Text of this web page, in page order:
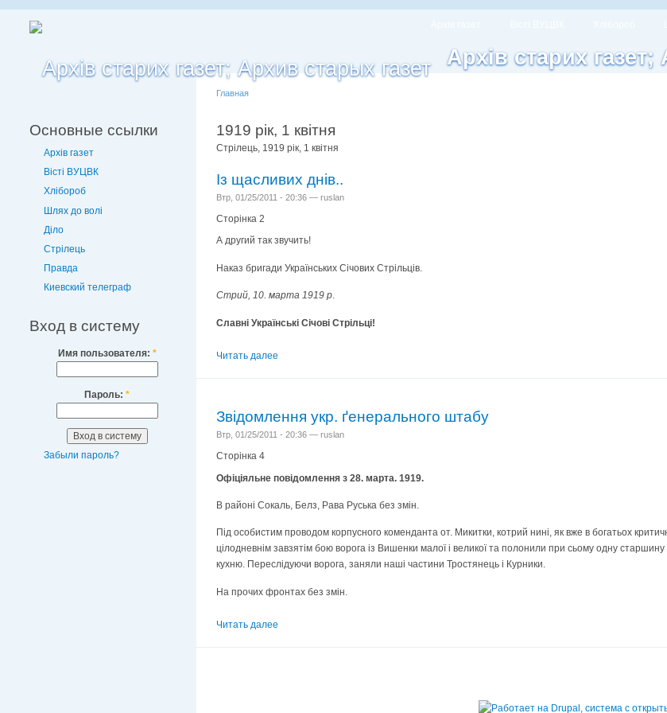
Архів старих
Основные ссылки
Архів газет
Вісті ВУЦВК
Хлібороб
Шлях до волі
Діло
Стрілець
Правда
Киевский телеграф
Вход в систему
Имя пользователя: *
Пароль: *
Забыли пароль?
Главная
1919 рік, 1 квітня
Стрілець, 1919 рік, 1 квітня
Із щасливих днів..
Втр, 01/25/2011 - 20:36 — ruslan
Сторінка 2
А другий так звучить!
Наказ бригади Українських Січових Стрільців.
Стрий, 10. марта 1919 р.
Славні Українські Січові Стрільці!
Читать далее
Звідомлення укр. ґенерального штабу
Втр, 01/25/2011 - 20:36 — ruslan
Сторінка 4
Офіціяльне повідомлення з 28. марта. 1919.
В районі Сокаль, Белз, Рава Руська без змін.
Під особистим проводом корпусного коменданта от. Микитки, котрий нині, як вже в богатьох
цілодневнім завзятім бою ворога із Вишенки малої і великої та полонили при сьому одну старшину
кухню. Переслідуючи ворога, заняли наші частини Тростянець і Курники.
На прочих фронтах без змін.
Читать далее